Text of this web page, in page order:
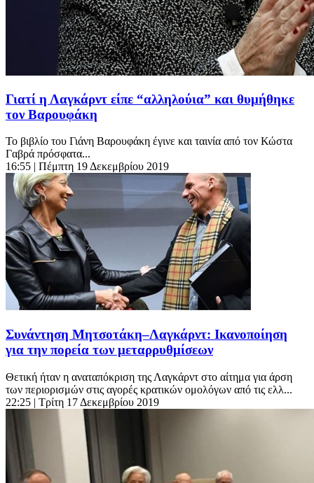
Γιατί η Λαγκάρντ είπε “αλληλούια” και θυμήθηκε
τον Βαρουφάκη
Το βιβλίο του Γιάνη Βαρουφάκη έγινε και ταινία από τον Κώστα
Γαβρά πρόσφατα...
16:55 | Πέμπτη 19 Δεκεμβρίου 2019
Συνάντηση Μητσοτάκη–Λαγκάρντ: Ικανοποίηση
για την πορεία των μεταρρυθμίσεων
Θετική ήταν η αναταπόκριση της Λαγκάρντ στο αίτημα για άρση
των περιορισμών στις αγορές κρατικών ομολόγων από τις ελλ...
22:25 | Τρίτη 17 Δεκεμβρίου 2019